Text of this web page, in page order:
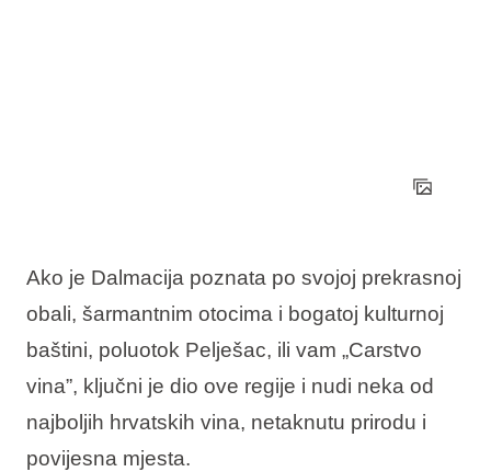
Ako je Dalmacija poznata po svojoj prekrasnoj
obali, šarmantnim otocima i bogatoj kulturnoj
baštini, poluotok Pelješac, ili vam „Carstvo
vina”, ključni je dio ove regije i nudi neka od
najboljih hrvatskih vina, netaknutu prirodu i
povijesna mjesta.